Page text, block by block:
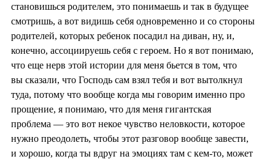
становишься родителем, это понимаешь и так в будущее
смотришь, а вот видишь себя одновременно и со стороны
родителей, которых ребенок посадил на диван, ну, и,
конечно, ассоциируешь себя с героем. Но я вот понимаю,
что еще нерв этой истории для меня бьется в том, что
вы сказали, что Господь сам взял тебя и вот вытолкнул
туда, потому что вообще когда мы говорим именно про
прощение, я понимаю, что для меня гигантская
проблема — это вот некое чувство неловкости, которое
нужно преодолеть, чтобы этот разговор вообще завести,
и хорошо, когда ты вдруг на эмоциях там с кем-то, может